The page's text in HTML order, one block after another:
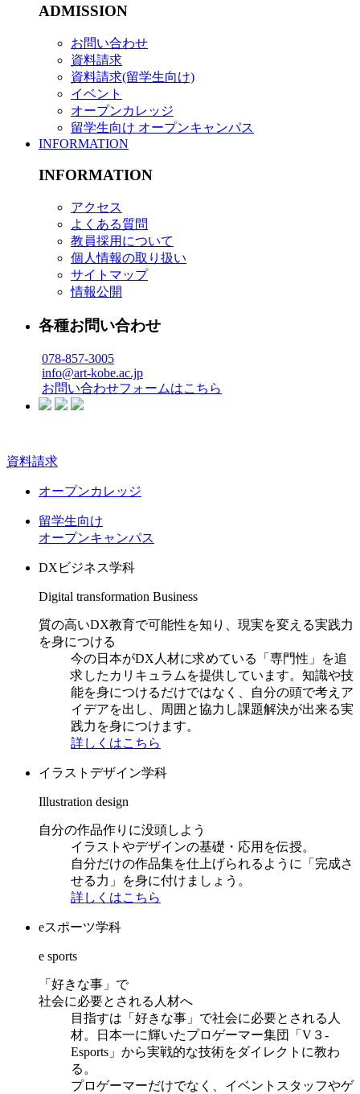
ADMISSION
お問い合わせ
資料請求
資料請求(留学生向け)
イベント
オープンカレッジ
留学生向け オープンキャンパス
INFORMATION
INFORMATION
アクセス
よくある質問
教員採用について
個人情報の取り扱い
サイトマップ
情報公開
各種お問い合わせ
078-857-3005
info@art-kobe.ac.jp
お問い合わせフォームはこちら
資料請求
オープンカレッジ
留学生向け
オープンキャンパス
DXビジネス学科
Digital transformation Business
質の高いDX教育で可能性を知り、現実を変える実践力
を身につける
今の日本がDX人材に求めている「専門性」を追
求したカリキュラムを提供しています。知識や技
能を身につけるだけではなく、自分の頭で考えア
イデアを出し、周囲と協力し課題解決が出来る実
践力を身につけます。
詳しくはこちら
イラストデザイン学科
Illustration design
自分の作品作りに没頭しよう
イラストやデザインの基礎・応用を伝授。
自分だけの作品集を仕上げられるように「完成さ
せる力」を身に付けましょう。
詳しくはこちら
eスポーツ学科
e sports
「好きな事」で
社会に必要とされる人材へ
目指すは「好きな事」で社会に必要とされる人
材。日本一に輝いたプロゲーマー集団「V３-
Esports」から実戦的な技術をダイレクトに教わ
る。
プロゲーマーだけでなく、イベントスタッフやゲ